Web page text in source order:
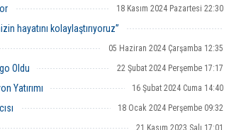
araç filosuna
Türkiye
daha da
fuarlarından biri olan logitrans Fuarı'na
hizmetlerini tanıttı.
18 Kasım 2024 Pazartesi 22:30
hayatını kolaylaştırıyoruz”
08 Kasım 2024 Cuma 16:49
05 Haziran 2024 Çarşamba 12:35
Oldu 22 Şubat 2024 Perşembe 17:17
Yatırımı 16 Şubat 2024 Cuma 14:40
18 Ocak 2024 Perşembe 09:32
21 Kasım 2023 Salı 17:01